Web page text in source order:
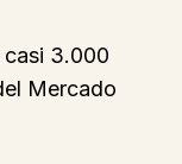
casi 3.000
Mercado